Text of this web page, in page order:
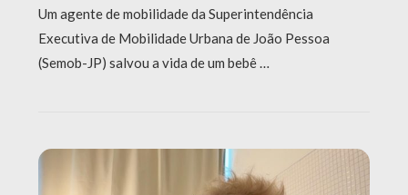
Um agente de mobilidade da Superintendência
Executiva de Mobilidade Urbana de João Pessoa
(Semob-JP) salvou a vida de um bebê …